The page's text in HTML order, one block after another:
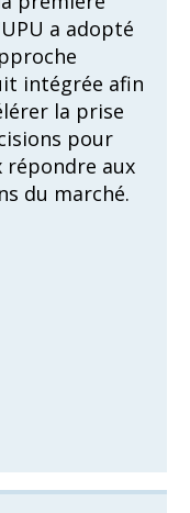
a adopté
intégrée afin
la prise
pour
répondre aux
du marché.